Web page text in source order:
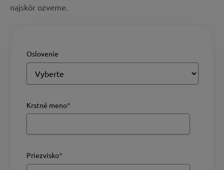
najskôr ozveme.
Oslovenie
Krstné meno*
Priezvisko*